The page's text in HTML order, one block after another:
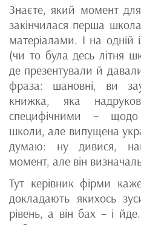
Знаєте, який момент
закінчилася перша
матеріалами. І на одній
(чи то була десь літня
де презентували й
фраза: шановні, ви
книжка, яка
специфічними – щодо
школи, але випущена
думаю: ну дивися,
момент, але він
Тут керівник фірми
докладають якихось
рівень, а він бах – і